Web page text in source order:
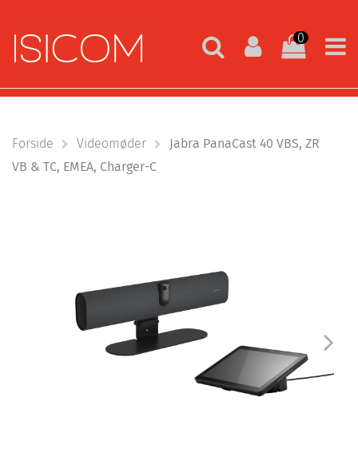
0
Forside Videomøder
Jabra PanaCast 40 VBS, ZR
VB & TC, EMEA, Charger-C